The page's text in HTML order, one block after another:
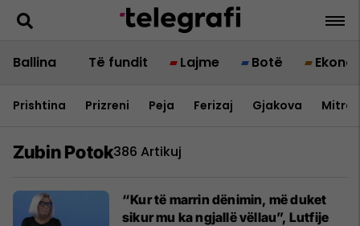
Ballina Të fundit Lajme Botë
Prishtina Prizreni Peja Ferizaj Gjakova
Zubin Potok386 Artikuj
“Kur të marrin dënimin, më duket
sikur mu ka ngjallë vëllau”, Lutfije